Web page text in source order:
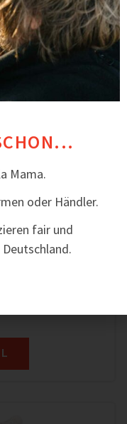
– VALENTIN
Mama.
oder Händler.
fair und